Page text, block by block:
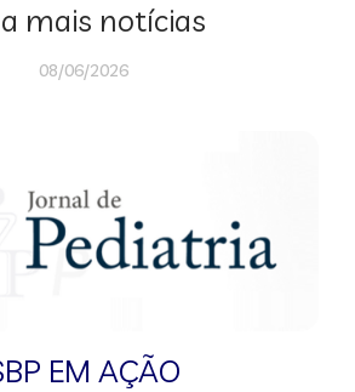
mais notícias
08/06/2026
EM AÇÃO